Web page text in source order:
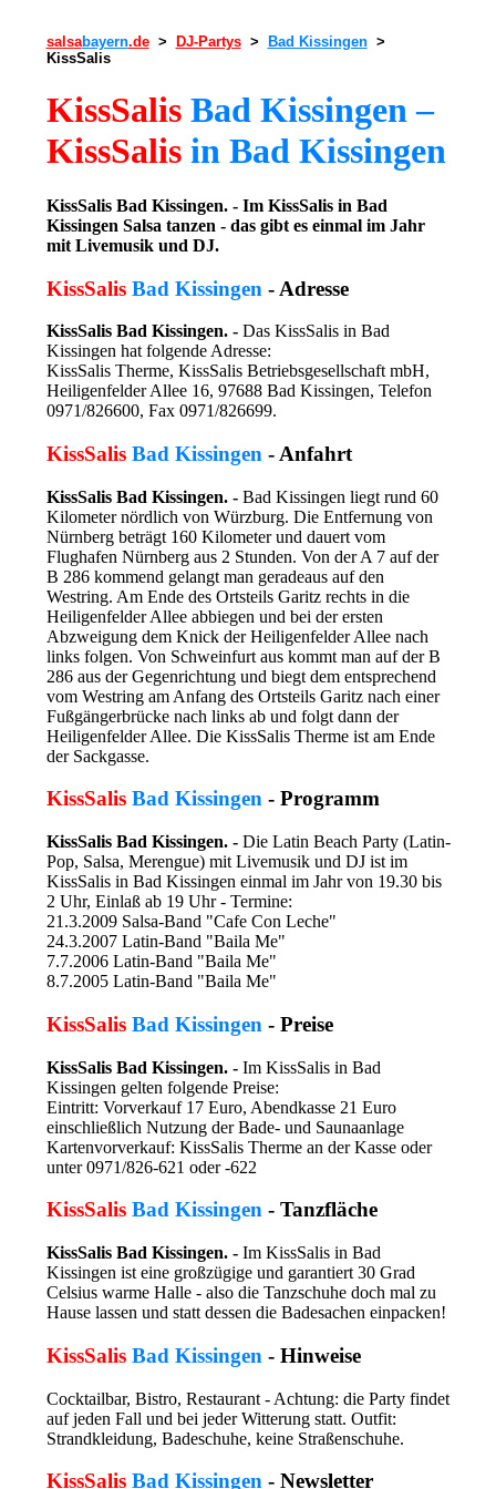
salsabayern.de> DJ-Partys> Bad Kissingen>
KissSalis
KissSalis Bad Kissingen –
KissSalis in Bad Kissingen
KissSalis Bad Kissingen. - Im KissSalis in Bad
Kissingen Salsa tanzen - das gibt es einmal im Jahr
mit Livemusik und DJ.
KissSalis Bad Kissingen - Adresse
KissSalis Bad Kissingen. -Das KissSalis in Bad
Kissingen hat folgende Adresse:
KissSalis Therme, KissSalis Betriebsgesellschaft mbH,
Heiligenfelder Allee 16, 97688 Bad Kissingen, Telefon
0971/826600, Fax 0971/826699.
KissSalis Bad Kissingen - Anfahrt
KissSalis Bad Kissingen. -Bad Kissingen liegt rund 60
Kilometer nördlich von Würzburg. Die Entfernung von
Nürnberg beträgt 160 Kilometer und dauert vom
Flughafen Nürnberg aus 2 Stunden. Von der A 7 auf der
B 286 kommend gelangt man geradeaus auf den
Westring. Am Ende des Ortsteils Garitz rechts in die
Heiligenfelder Allee abbiegen und bei der ersten
Abzweigung dem Knick der Heiligenfelder Allee nach
links folgen. Von Schweinfurt aus kommt man auf der B
286 aus der Gegenrichtung und biegt dem entsprechend
vom Westring am Anfang des Ortsteils Garitz nach einer
Fußgängerbrücke nach links ab und folgt dann der
Heiligenfelder Allee. Die KissSalis Therme ist am Ende
der Sackgasse.
KissSalis Bad Kissingen- Programm
KissSalis Bad Kissingen. -Die Latin Beach Party (Latin-
Pop, Salsa, Merengue) mit Livemusik und DJ ist im
KissSalis in Bad Kissingen einmal im Jahr von 19.30 bis
2 Uhr, Einlaß ab 19 Uhr - Termine:
21.3.2009 Salsa-Band "Cafe Con Leche"
24.3.2007 Latin-Band "Baila Me"
7.7.2006 Latin-Band "Baila Me"
8.7.2005 Latin-Band "Baila Me"
KissSalis Bad Kissingen - Preise
KissSalis Bad Kissingen. -Im KissSalis in Bad
Kissingen gelten folgende Preise:
Eintritt: Vorverkauf 17 Euro, Abendkasse 21 Euro
einschließlich Nutzung der Bade- und Saunaanlage
Kartenvorverkauf: KissSalis Therme an der Kasse oder
unter 0971/826-621 oder -622
KissSalis Bad Kissingen- Tanzfläche
KissSalis Bad Kissingen. -Im KissSalis in Bad
Kissingen ist eine großzügige und garantiert 30 Grad
Celsius warme Halle - also die Tanzschuhe doch mal zu
Hause lassen und statt dessen die Badesachen einpacken!
KissSalis Bad Kissingen - Hinweise
Cocktailbar, Bistro, Restaurant - Achtung: die Party findet
auf jeden Fall und bei jeder Witterung statt. Outfit:
Strandkleidung, Badeschuhe, keine Straßenschuhe.
KissSalis Bad Kissingen- Newsletter